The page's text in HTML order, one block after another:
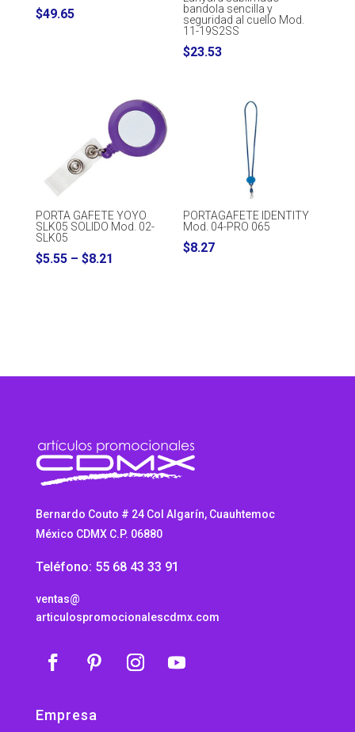
$49.65
bandola sencilla y
seguridad al cuello Mod.
11-19S2SS
$23.53
PORTA GAFETE YOYO
SLK05 SOLIDO Mod. 02-
SLK05
$5.55 – $8.21
PORTAGAFETE IDENTITY
Mod. 04-PRO 065
$8.27
Bernardo Couto # 24 Col Algarín, Cuauhtemoc
México CDMX C.P. 06880
Teléfono: 55 68 43 33 91
ventas@
articulospromocionalescdmx.com
Empresa